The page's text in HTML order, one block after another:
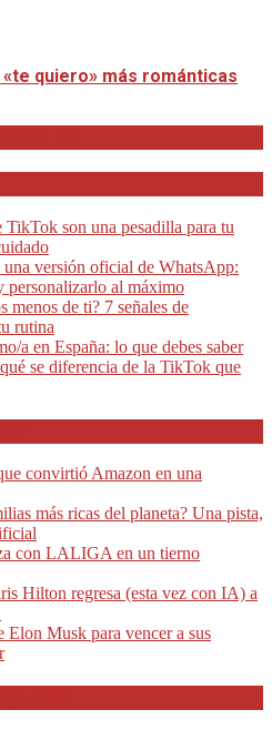
quiero» más románticas
TikTok son una pesadilla para tu
versión oficial de WhatsApp:
personalizarlo al máximo
menos de ti? 7 señales de
rutina
a en España: lo que debes saber
se diferencia de la TikTok que
convirtió Amazon en una
más ricas del planeta? Una pista,
con LALIGA en un tierno
Hilton regresa (esta vez con IA) a
Elon Musk para vencer a sus